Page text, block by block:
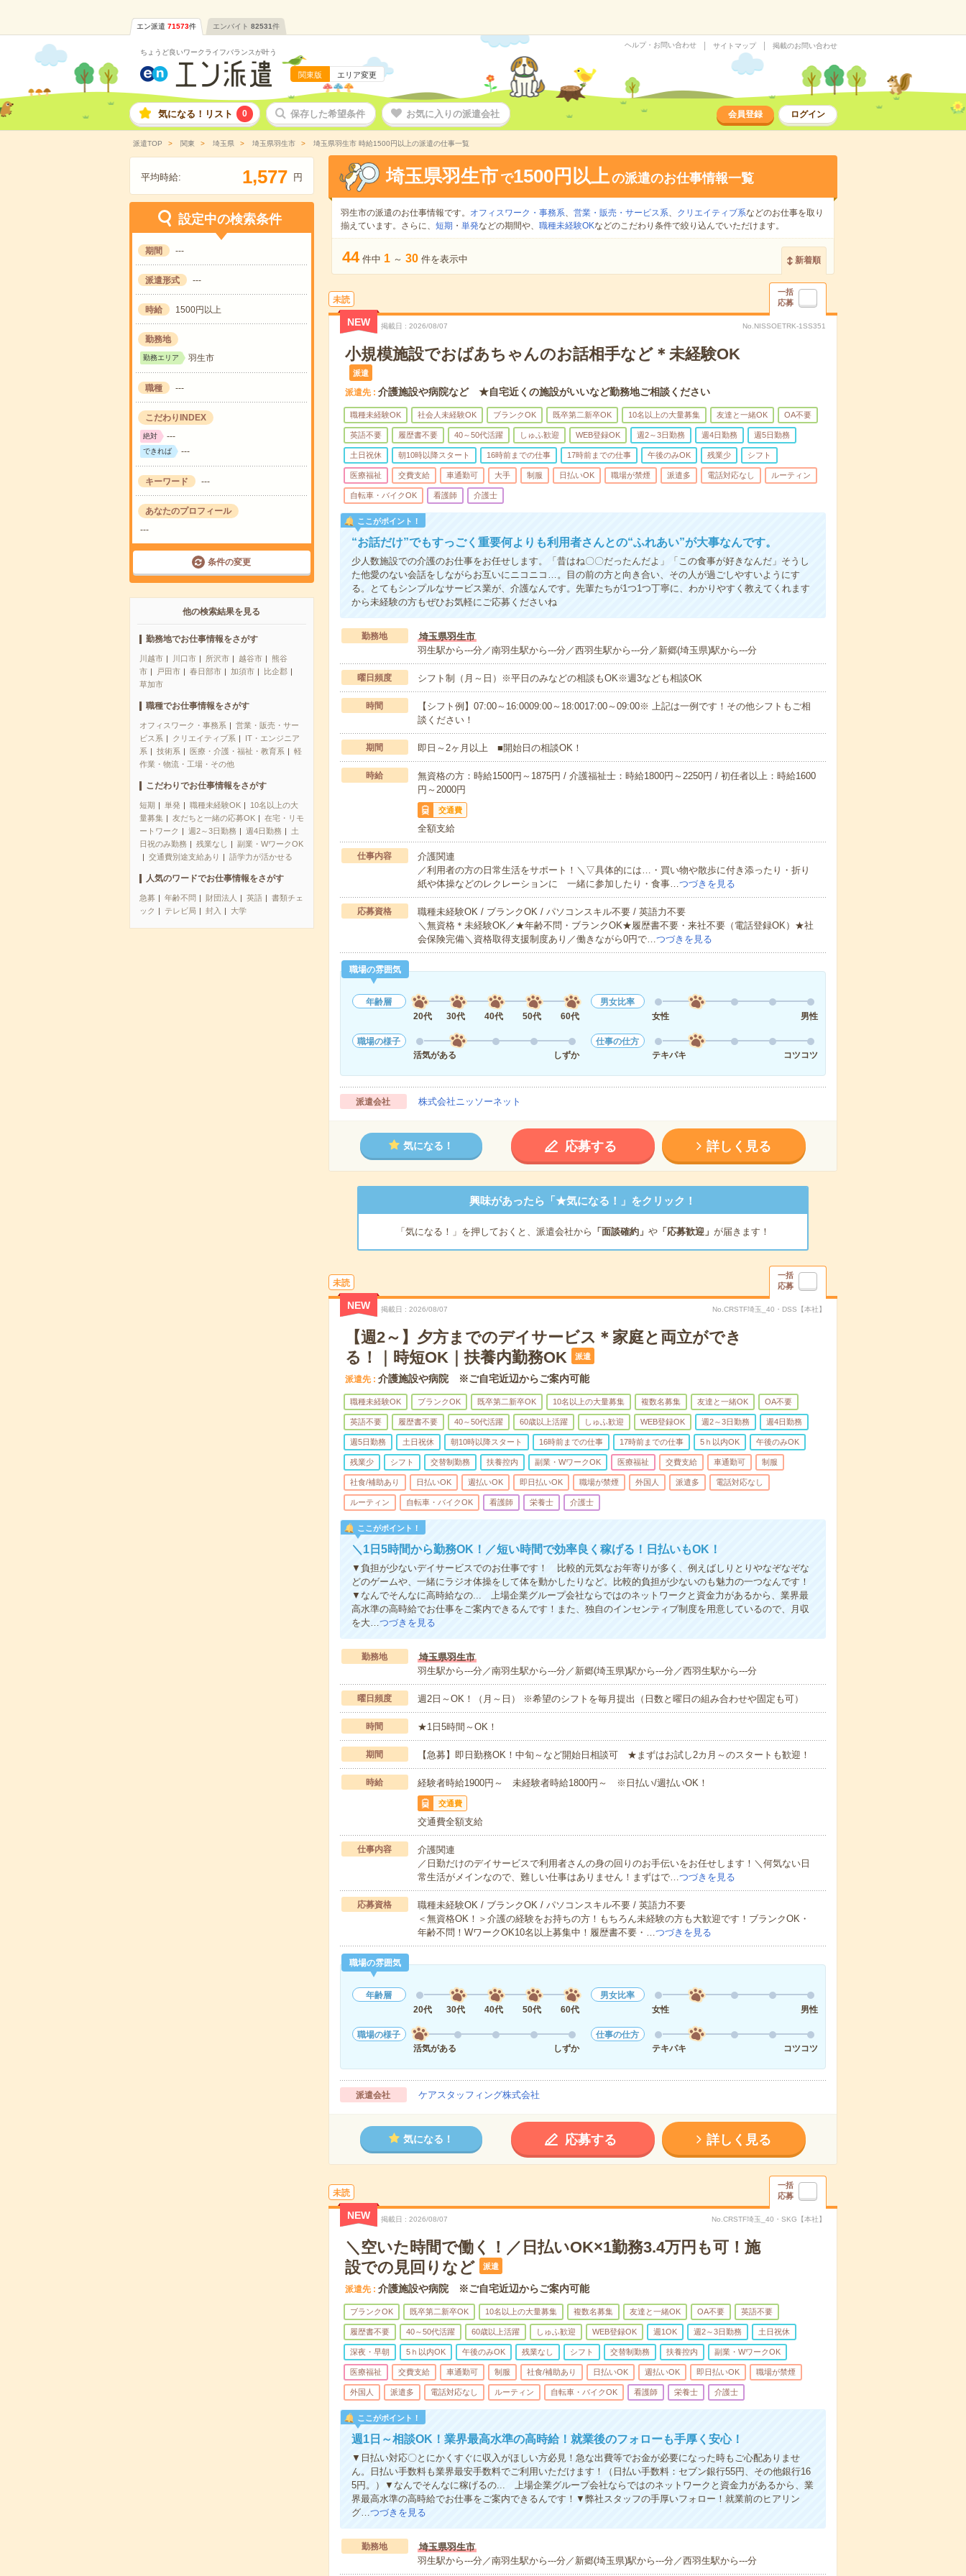
エン派遣 71573件 エンバイト 82531件
ちょうど良いワークライフバランスが叶う
関東版 エリア変更
ヘルプ・お問い合わせ サイトマップ 掲載のお問い合わせ
気になる！リスト 0 保存した希望条件 お気に入りの派遣会社 会員登録 ログイン
派遣TOP 関東 埼玉県 埼玉県羽生市 埼玉県羽生市 時給1500円以上の派遣の仕事一覧
平均時給: 1,577 円
設定中の検索条件
期間 ---
派遣形式 ---
時給 1500円以上
勤務地
勤務エリア 羽生市
職種 ---
こだわりINDEX
絶対 ---
できれば ---
キーワード ---
あなたのプロフィール
---
条件の変更
他の検索結果を見る
勤務地でお仕事情報をさがす
川越市 川口市 所沢市 越谷市
熊谷
市
戸田市 春日部市 加須市
比企郡
草加市
職種でお仕事情報をさがす
オフィスワーク・事務系
営業・販売・サー
ビス系
クリエイティブ系
IT・エンジニア
系
技術系 医療・介護・福祉・教育系
軽
作業・物流・工場・その他
こだわりでお仕事情報をさがす
短期 単発 職種未経験OK
10名以上の大
量募集
友だちと一緒の応募OK
在宅・リモ
ートワーク
週2～3日勤務 週4日勤務
土
日祝のみ勤務
残業なし
副業・WワークOK
交通費別途支給あり
語学力が活かせる
人気のワードでお仕事情報をさがす
急募 年齢不問 財団法人 英語
書類チェ
ック
テレビ局 封入 大学
埼玉県羽生市 で1500円以上の派遣のお仕事情報一覧
羽生市の派遣のお仕事情報です。 オフィスワーク・事務系、 営業・販売・サービス系、 クリエイティブ系などのお仕事を取り
揃えています。さらに、 短期 ・ 単発などの期間や、 職種未経験OKなどのこだわり条件で絞り込んでいただけます。
44 件中 1 ～ 30 件を表示中 新着順
未読
一括
応募
NEW 掲載日 2026/08/07 No.NISSOETRK-1SS351
小規模施設でおばあちゃんのお話相手など＊未経験OK
派遣
派遣先 介護施設や病院など ★自宅近くの施設がいいなど勤務地ご相談ください
職種未経験OK 社会人未経験OK ブランクOK 既卒第二新卒OK 10名以上の大量募集 友達と一緒OK OA不要
英語不要 履歴書不要 40～50代活躍 しゅふ歓迎 WEB登録OK 週2～3日勤務 週4日勤務 週5日勤務
土日祝休 朝10時以降スタート 16時前までの仕事 17時前までの仕事 午後のみOK 残業少 シフト
医療福祉 交費支給 車通勤可 大手 制服 日払いOK 職場が禁煙 派遣多 電話対応なし ルーティン
自転車・バイクOK 看護師 介護士
ここがポイント！
“お話だけ”でもすっごく重要何よりも利用者さんとの“ふれあい”が大事なんです。
少人数施設での介護のお仕事をお任せします。「昔はね〇〇だったんだよ」「この食事が好きなんだ」そうし
た他愛のない会話をしながらお互いにニコニコ…。目の前の方と向き合い、その人が過ごしやすいようにす
る。とてもシンプルなサービス業が、介護なんです。先輩たちが1つ1つ丁寧に、わかりやすく教えてくれます
から未経験の方もぜひお気軽にご応募くださいね
勤務地
埼玉県羽生市
羽生駅から---分／南羽生駅から---分／西羽生駅から---分／新郷(埼玉県)駅から---分
曜日頻度 シフト制（月～日）※平日のみなどの相談もOK※週3なども相談OK
時間
【シフト例】07:00～16:0009:00～18:0017:00～09:00※ 上記は一例です！その他シフトもご相
談ください！
期間 即日～2ヶ月以上 ■開始日の相談OK！
時給
無資格の方：時給1500円～1875円 / 介護福祉士：時給1800円～2250円 / 初任者以上：時給1600
円～2000円
交通費
全額支給
仕事内容
介護関連
／利用者の方の日常生活をサポート！＼▽具体的には…・買い物や散歩に付き添ったり・折り
紙や体操などのレクレーションに 一緒に参加したり・食事…つづきを見る
応募資格
職種未経験OK / ブランクOK / パソコンスキル不要 / 英語力不要
＼無資格＊未経験OK／★年齢不問・ブランクOK★履歴書不要・来社不要（電話登録OK）★社
会保険完備＼資格取得支援制度あり／働きながら0円で…つづきを見る
職場の雰囲気
年齢層
20代
30代 40代 50代 60代
男女比率
女性
男性
職場の様子
活気がある
しずか
仕事の仕方
テキパキ
コツコツ
派遣会社 株式会社ニッソーネット
気になる！ 応募する 詳しく見る
興味があったら「★気になる！」をクリック！
「気になる！」を押しておくと、派遣会社から 「面談確約」 や「応募歓迎」 が届きます！
未読
一括
応募
NEW 掲載日 2026/08/07 No.CRSTF埼玉_40・DSS【本社】
【週2～】夕方までのデイサービス＊家庭と両立ができ
る！｜時短OK｜扶養内勤務OK
派遣
派遣先 介護施設や病院 ※ご自宅近辺からご案内可能
職種未経験OK ブランクOK 既卒第二新卒OK 10名以上の大量募集 複数名募集 友達と一緒OK OA不要
英語不要 履歴書不要 40～50代活躍 60歳以上活躍 しゅふ歓迎 WEB登録OK 週2～3日勤務 週4日勤務
週5日勤務 土日祝休 朝10時以降スタート 16時前までの仕事 17時前までの仕事 5ｈ以内OK 午後のみOK
残業少 シフト 交替制勤務 扶養控内 副業・WワークOK 医療福祉 交費支給 車通勤可 制服
社食/補助あり 日払いOK 週払いOK 即日払いOK 職場が禁煙 外国人 派遣多 電話対応なし
ルーティン 自転車・バイクOK 看護師 栄養士 介護士
ここがポイント！
＼1日5時間から勤務OK！／短い時間で効率良く稼げる！日払いもOK！
▼負担が少ないデイサービスでのお仕事です！ 比較的元気なお年寄りが多く、例えばしりとりやなぞなぞな
どのゲームや、一緒にラジオ体操をして体を動かしたりなど。比較的負担が少ないのも魅力の一つなんです！
▼なんでそんなに高時給なの... 上場企業グループ会社ならではのネットワークと資金力があるから、業界最
高水準の高時給でお仕事をご案内できるんです！また、独自のインセンティブ制度を用意しているので、月収
を大…つづきを見る
勤務地
埼玉県羽生市
羽生駅から---分／南羽生駅から---分／新郷(埼玉県)駅から---分／西羽生駅から---分
曜日頻度 週2日～OK！（月～日） ※希望のシフトを毎月提出（日数と曜日の組み合わせや固定も可）
時間 ★1日5時間～OK！
期間 【急募】即日勤務OK！中旬～など開始日相談可 ★まずはお試し2カ月～のスタートも歓迎！
時給 経験者時給1900円～ 未経験者時給1800円～ ※日払い/週払いOK！
交通費
交通費全額支給
仕事内容
介護関連
／日勤だけのデイサービスで利用者さんの身の回りのお手伝いをお任せします！＼何気ない日
常生活がメインなので、難しい仕事はありません！まずはで…つづきを見る
応募資格
職種未経験OK / ブランクOK / パソコンスキル不要 / 英語力不要
＜無資格OK！＞介護の経験をお持ちの方！もちろん未経験の方も大歓迎です！ブランクOK・
年齢不問！WワークOK10名以上募集中！履歴書不要・…つづきを見る
職場の雰囲気
年齢層
20代
30代 40代 50代 60代
男女比率
女性
男性
職場の様子
活気がある
しずか
仕事の仕方
テキパキ
コツコツ
派遣会社 ケアスタッフィング株式会社
気になる！ 応募する 詳しく見る
未読
一括
応募
NEW 掲載日 2026/08/07 No.CRSTF埼玉_40・SKG【本社】
＼空いた時間で働く！／日払いOK×1勤務3.4万円も可！施
設での見回りなど
派遣
派遣先 介護施設や病院 ※ご自宅近辺からご案内可能
ブランクOK 既卒第二新卒OK 10名以上の大量募集 複数名募集 友達と一緒OK OA不要 英語不要
履歴書不要 40～50代活躍 60歳以上活躍 しゅふ歓迎 WEB登録OK 週1OK 週2～3日勤務 土日祝休
深夜・早朝 5ｈ以内OK 午後のみOK 残業なし シフト 交替制勤務 扶養控内 副業・WワークOK
医療福祉 交費支給 車通勤可 制服 社食/補助あり 日払いOK 週払いOK 即日払いOK 職場が禁煙
外国人 派遣多 電話対応なし ルーティン 自転車・バイクOK 看護師 栄養士 介護士
ここがポイント！
週1日～相談OK！業界最高水準の高時給！就業後のフォローも手厚く安心！
▼日払い対応〇とにかくすぐに収入がほしい方必見！急な出費等でお金が必要になった時もご心配ありませ
ん。日払い手数料も業界最安手数料でご利用いただけます！（日払い手数料：セブン銀行55円、その他銀行16
5円。）▼なんでそんなに稼げるの... 上場企業グループ会社ならではのネットワークと資金力があるから、業
界最高水準の高時給でお仕事をご案内できるんです！▼弊社スタッフの手厚いフォロー！就業前のヒアリン
グ…つづきを見る
勤務地
埼玉県羽生市
羽生駅から---分／南羽生駅から---分／新郷(埼玉県)駅から---分／西羽生駅から---分